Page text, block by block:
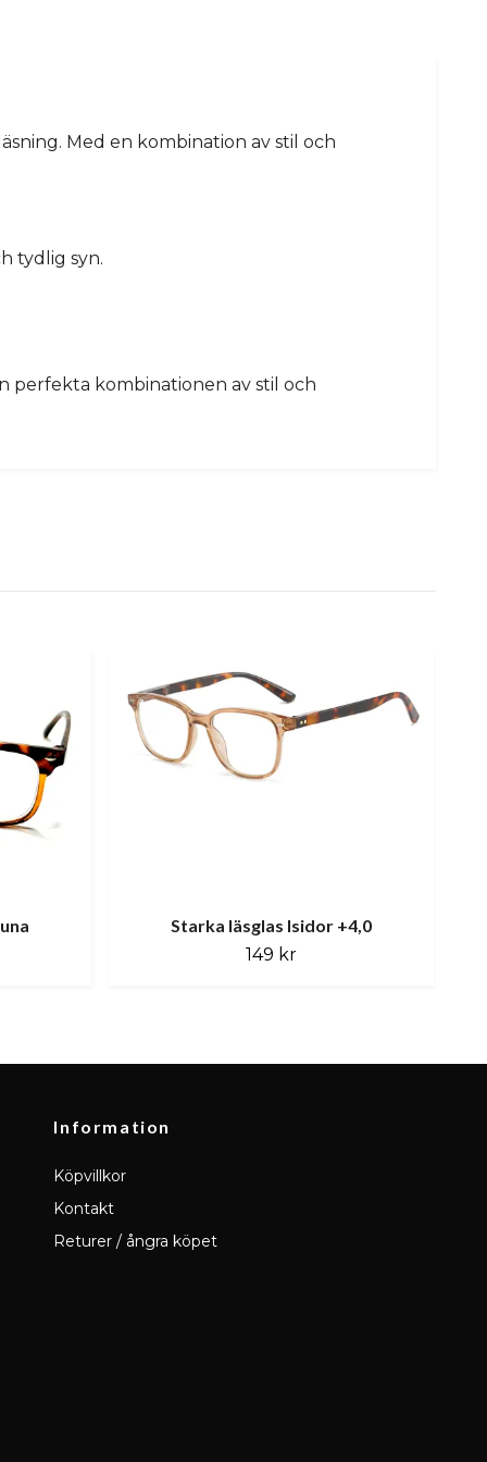
Med en kombination av stil och
tydlig syn.
perfekta kombinationen av stil och
Starka läsglas Isidor +4,0
149 kr
Information
Köpvillkor
Kontakt
Returer / ångra köpet